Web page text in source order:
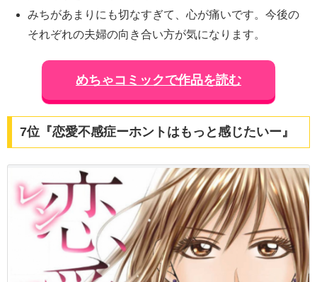
みちがあまりにも切なすぎて、心が痛いです。今後の
それぞれの夫婦の向き合い方が気になります。
めちゃコミックで作品を読む
7位『恋愛不感症ーホントはもっと感じたいー』